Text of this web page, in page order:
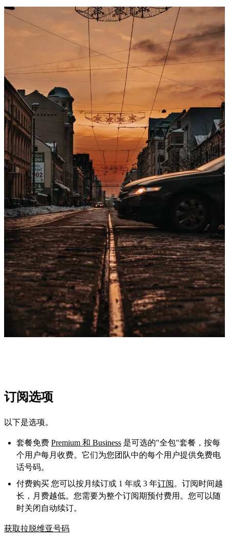
订阅选项
以下是选项。
套餐免费 Premium 和 Business 是可选的"全包"套餐，按每
个用户每月收费。它们为您团队中的每个用户提供免费电
话号码。
付费购买 您可以按月续订或 1 年或 3 年订阅 。订阅时间越
长，月费越低。您需要为整个订阅期预付费用。您可以随
时关闭自动续订。
获取拉脱维亚号码